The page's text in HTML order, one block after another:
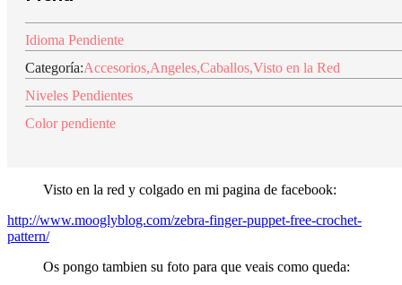
Idioma Pendiente
Categoría:Accesorios,Angeles,Caballos,Visto en la Red
Niveles Pendientes
Color pendiente
Visto en la red y colgado en mi pagina de facebook:
http://www.mooglyblog.com/zebra-finger-puppet-free-crochet-
pattern/
Os pongo tambien su foto para que veais como queda: